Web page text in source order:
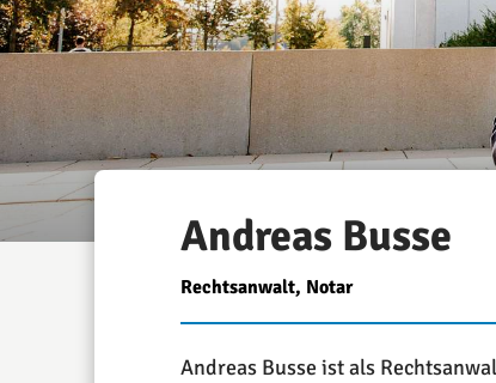
Andreas Busse
Rechtsanwalt, Notar
Andreas Busse ist als